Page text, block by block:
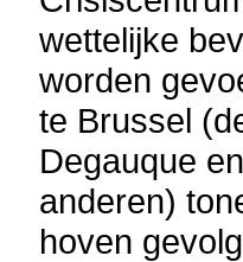
wettelijke
worden
te Brussel
Degauque
anderen)
hoven